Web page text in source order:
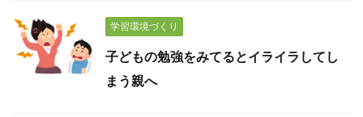
学習環境づくり
子どもの勉強をみてるとイライラしてし
まう親へ